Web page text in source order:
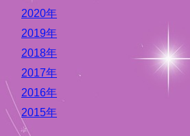
2020年
2019年
2018年
2017年
2016年
2015年